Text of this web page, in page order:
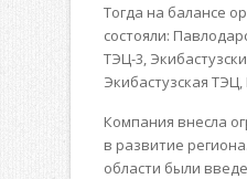
Тогда на балансе
состояли:
ТЭЦ-3,
Экибастузская
Компания внесла
в развитие
области были